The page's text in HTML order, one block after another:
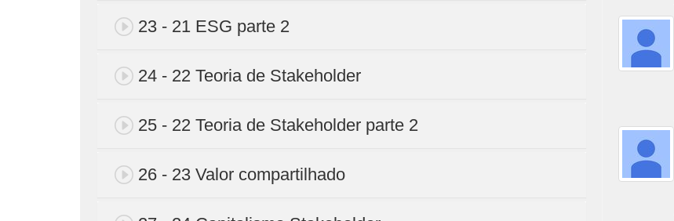
23 - 21 ESG parte 2
24 - 22 Teoria de Stakeholder
25 - 22 Teoria de Stakeholder parte 2
26 - 23 Valor compartilhado